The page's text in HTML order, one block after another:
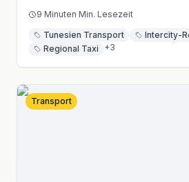
wichtigen tunesischen Städte und
9 Minuten Min. Lesezeit
Tunesien Transport
Intercity-
Regional Taxi
+3
Transport